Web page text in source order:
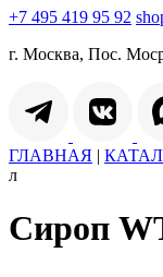
+7 495 419 95 92
г. Москва, Пос.
ГЛАВНАЯ |
л
Сироп